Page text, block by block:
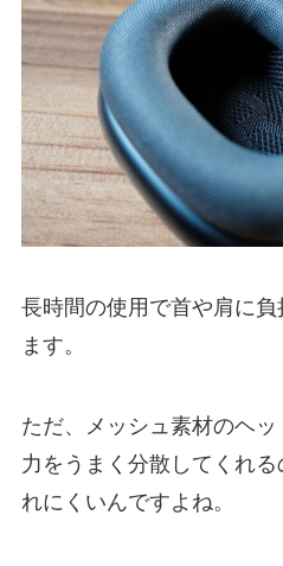
長時間の使用で首や肩に
ます。
ただ、メッシュ素材のヘ
力をうまく分散してくれ
れにくいんですよね。